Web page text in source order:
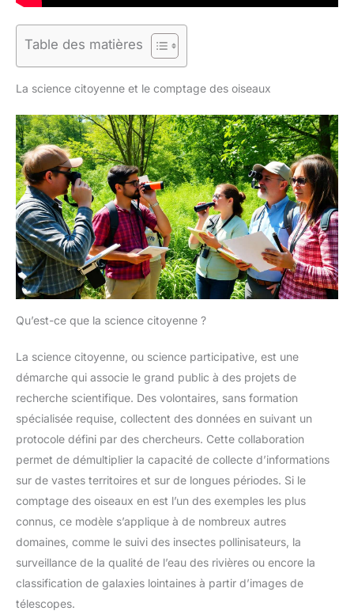
Table des matières
La science citoyenne et le comptage des oiseaux
Qu’est-ce que la science citoyenne ?
La science citoyenne, ou science participative, est une
démarche qui associe le grand public à des projets de
recherche scientifique. Des volontaires, sans formation
spécialisée requise, collectent des données en suivant un
protocole défini par des chercheurs. Cette collaboration
permet de démultiplier la capacité de collecte d’informations
sur de vastes territoires et sur de longues périodes. Si le
comptage des oiseaux en est l’un des exemples les plus
connus, ce modèle s’applique à de nombreux autres
domaines, comme le suivi des insectes pollinisateurs, la
surveillance de la qualité de l’eau des rivières ou encore la
classification de galaxies lointaines à partir d’images de
télescopes.